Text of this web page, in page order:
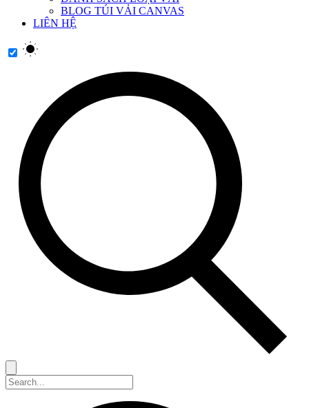
BLOG TÚI VẢI CANVAS
LIÊN HỆ